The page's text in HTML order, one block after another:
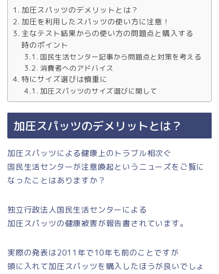
加圧スパッツのデメリットとは？
加圧を利用したスパッツの使い方に注意！
主なテスト結果からの使い方の問題点と購入する
時のポイント
国民生活センター記事から問題点と対策を考える
消費者へのアドバイス
特にサイズ選びは慎重に
加圧スパッツのサイズ選びに関して
加圧スパッツのデメリットとは？
加圧スパッツによる健康上のトラブル相次ぐ
国民生活センターが注意喚起というニューズをご覧に
なったことはありますか？
独立行政法人国民生活センターによる
加圧スパッツの健康被害が報告書されています。
実際の発表は2011年で10年も前のことですが
頭に入れて加圧スパッツを購入したほうが良いでしょ